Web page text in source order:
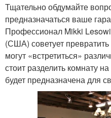
Тщательно обдумайте
предназначаться ваше
Профессионал Mikki
(США) советует превратить
могут «встретиться»
стоит разделить комнату
будет предназначена для